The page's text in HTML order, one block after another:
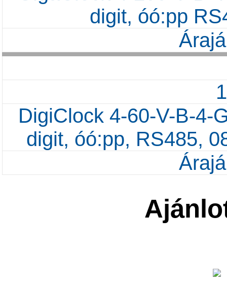
digit, óó:pp
DigiClock 4-60-V-B-4-
digit, óó:pp, RS485,